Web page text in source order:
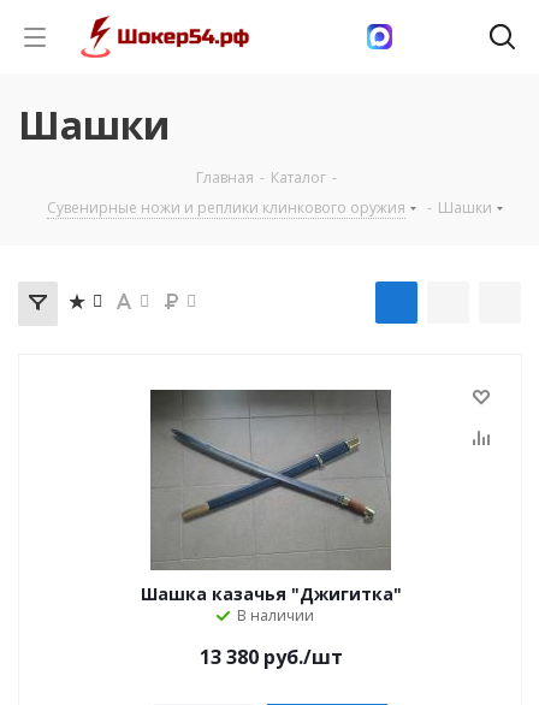
Шашки
Главная - Каталог -
Сувенирные ножи и реплики клинкового оружия
- Шашки
Шашка казачья "Джигитка"
В наличии
13 380руб./шт